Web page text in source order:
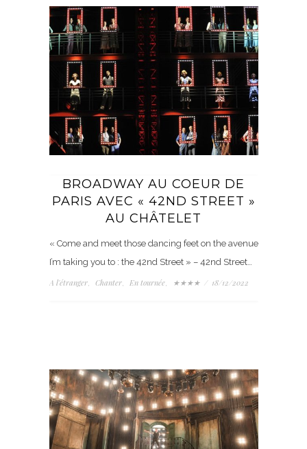
BROADWAY AU COEUR DE
PARIS AVEC « 42ND STREET »
AU CHÂTELET
« Come and meet those dancing feet on the avenue
I’m taking you to : the 42nd Street » – 42nd Street…
A l'étranger, Chanter, En tournée, ★★★★ / 18/12/2022